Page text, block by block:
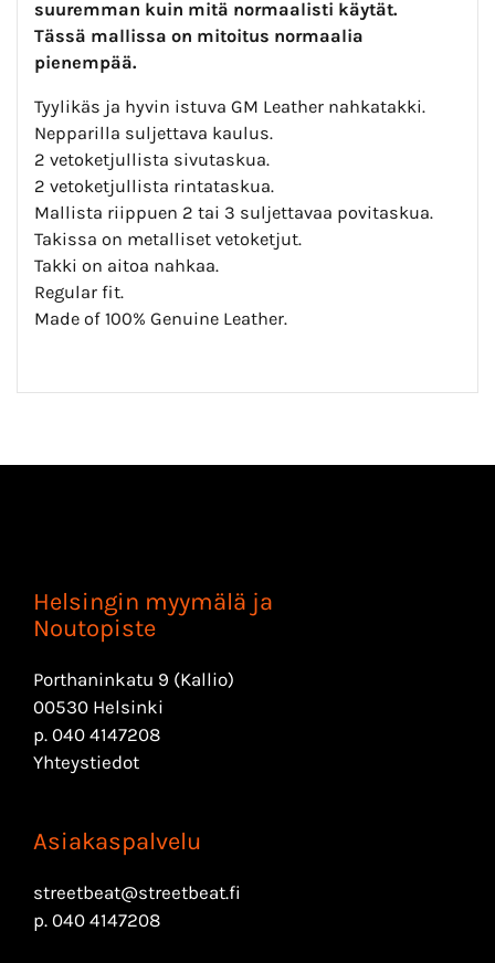
suuremman kuin mitä normaalisti käytät.
Tässä mallissa on mitoitus normaalia
pienempää.
Tyylikäs ja hyvin istuva GM Leather nahkatakki.
Nepparilla suljettava kaulus.
2 vetoketjullista sivutaskua.
2 vetoketjullista rintataskua.
Mallista riippuen 2 tai 3 suljettavaa povitaskua.
Takissa on metalliset vetoketjut.
Takki on aitoa nahkaa.
Regular fit.
Made of 100% Genuine Leather.
Helsingin myymälä ja
Noutopiste
Porthaninkatu 9 (Kallio)
00530 Helsinki
p. 040 4147208
Yhteystiedot
Asiakaspalvelu
streetbeat@streetbeat.fi
p. 040 4147208